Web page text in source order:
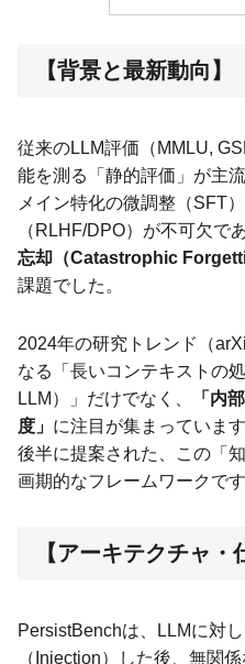
【背景と最新動向】
従来のLLM評価（MMLU,
能を測る「静的評価」が主
メイン特化の微調整（SFT
（RLHF/DPO）が不可欠で
忘却（Catastrophic
課題でした。
2024年の研究トレンド（
なる「長いコンテキストの
LLM）」だけでなく、
「内
度」 に注目が集まっていま
後半に提案された、この「
画期的なフレームワークです
【アーキテクチャ・
PersistBenchは、LLMに対
（Injection）した後、無関